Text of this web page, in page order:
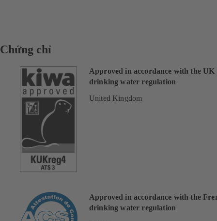
Chứng chỉ
Approved in accordance with the UK
drinking water regulation
United Kingdom
Approved in accordance with the
drinking water regulation